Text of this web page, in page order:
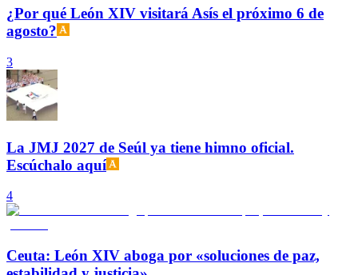
¿Por qué León XIV visitará Asís el próximo 6 de
agosto?
3
La JMJ 2027 de Seúl ya tiene himno oficial.
Escúchalo aquí
4
Ceuta: León XIV aboga por «soluciones de paz,